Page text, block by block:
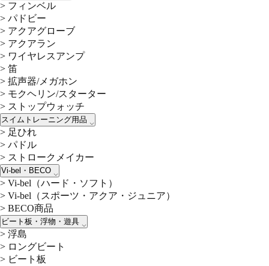
> フィンベル
> パドビー
> アクアグローブ
> アクアラン
> ワイヤレスアンプ
> 笛
> 拡声器/メガホン
> モクヘリン/スターター
> ストップウォッチ
スイムトレーニング用品
> 足ひれ
> パドル
> ストロークメイカー
Vi-bel・BECO
> Vi-bel（ハード・ソフト）
> Vi-bel（スポーツ・アクア・ジュニア）
> BECO商品
ビート板・浮物・遊具
> 浮島
> ロングビート
> ビート板